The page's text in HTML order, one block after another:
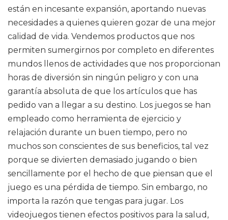
están en incesante expansión, aportando nuevas
necesidades a quienes quieren gozar de una mejor
calidad de vida. Vendemos productos que nos
permiten sumergirnos por completo en diferentes
mundos llenos de actividades que nos proporcionan
horas de diversión sin ningún peligro y con una
garantía absoluta de que los artículos que has
pedido van a llegar a su destino. Los juegos se han
empleado como herramienta de ejercicio y
relajación durante un buen tiempo, pero no
muchos son conscientes de sus beneficios, tal vez
porque se divierten demasiado jugando o bien
sencillamente por el hecho de que piensan que el
juego es una pérdida de tiempo. Sin embargo, no
importa la razón que tengas para jugar. Los
videojuegos tienen efectos positivos para la salud,